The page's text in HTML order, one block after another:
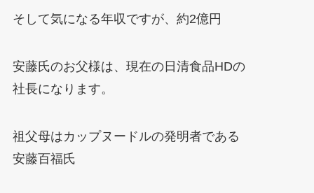
そして気になる年収ですが、約2億円
安藤氏のお父様は、現在の日清食品HDの
社長になります。
祖父母はカップヌードルの発明者である
安藤百福氏